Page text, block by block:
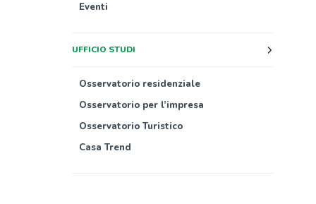
Eventi
UFFICIO STUDI
Osservatorio residenziale
Osservatorio per l’impresa
Osservatorio Turistico
Casa Trend